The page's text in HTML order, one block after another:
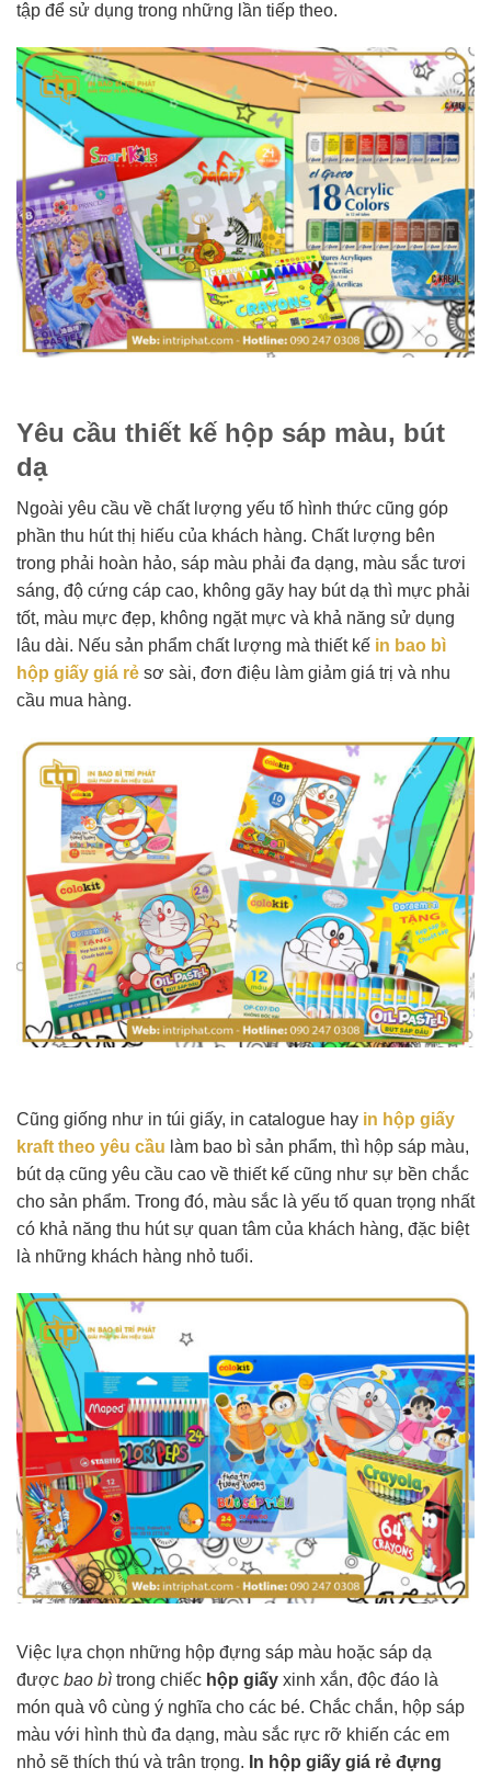
tập để sử dụng trong những lần tiếp theo.
Yêu cầu thiết kế hộp sáp màu, bút
dạ
Ngoài yêu cầu về chất lượng yếu tố hình thức cũng góp
phần thu hút thị hiếu của khách hàng. Chất lượng bên
trong phải hoàn hảo, sáp màu phải đa dạng, màu sắc tươi
sáng, độ cứng cáp cao, không gãy hay bút dạ thì mực phải
tốt, màu mực đẹp, không ngặt mực và khả năng sử dụng
lâu dài. Nếu sản phẩm chất lượng mà thiết kế in bao bì
hộp giấy giá rẻ sơ sài, đơn điệu làm giảm giá trị và nhu
cầu mua hàng.
Cũng giống như in túi giấy, in catalogue hay in hộp giấy
kraft theo yêu cầu làm bao bì sản phẩm, thì hộp sáp màu,
bút dạ cũng yêu cầu cao về thiết kế cũng như sự bền chắc
cho sản phẩm. Trong đó, màu sắc là yếu tố quan trọng nhất
có khả năng thu hút sự quan tâm của khách hàng, đặc biệt
là những khách hàng nhỏ tuổi.
Việc lựa chọn những hộp đựng sáp màu hoặc sáp dạ
được bao bì trong chiếc hộp giấy xinh xắn, độc đáo là
món quà vô cùng ý nghĩa cho các bé. Chắc chắn, hộp sáp
màu với hình thù đa dạng, màu sắc rực rỡ khiến các em
nhỏ sẽ thích thú và trân trọng. In hộp giấy giá rẻ đựng